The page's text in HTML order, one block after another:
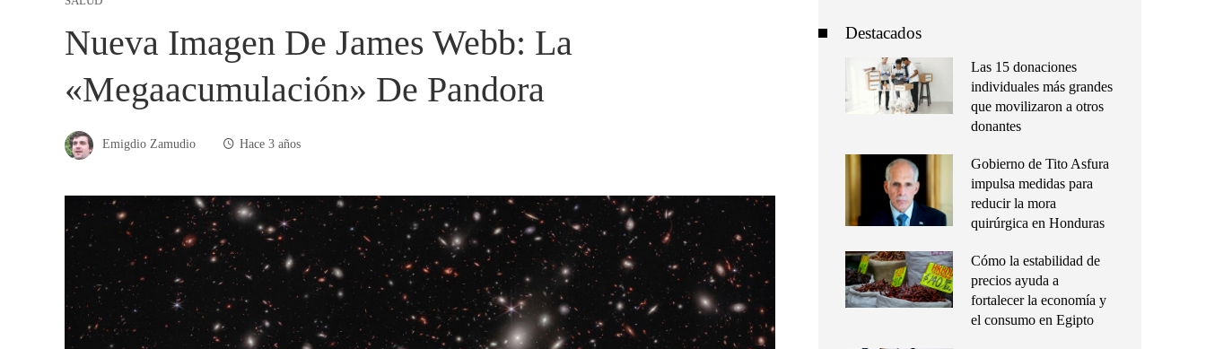
Nueva Imagen De James Webb: La
«megaacumulación» De Pandora
Emigdio Zamudio Hace 3 años
Destacados
Las 15 donaciones
individuales más grandes
que movilizaron a otros
donantes
Gobierno de Tito Asfura
impulsa medidas para
reducir la mora
quirúrgica en Honduras
Cómo la estabilidad de
precios ayuda a
fortalecer la economía y
el consumo en Egipto